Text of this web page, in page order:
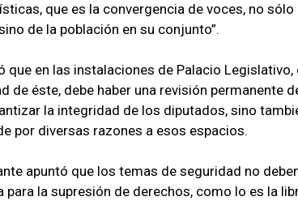
que es la convergencia de voces, no
de la población en su conjunto”.
que en las instalaciones de Palacio
de éste, debe haber una revisión permanente
la integridad de los diputados, sino
por diversas razones a esos espacios.
apuntó que los temas de seguridad no
para la supresión de derechos, como lo es la